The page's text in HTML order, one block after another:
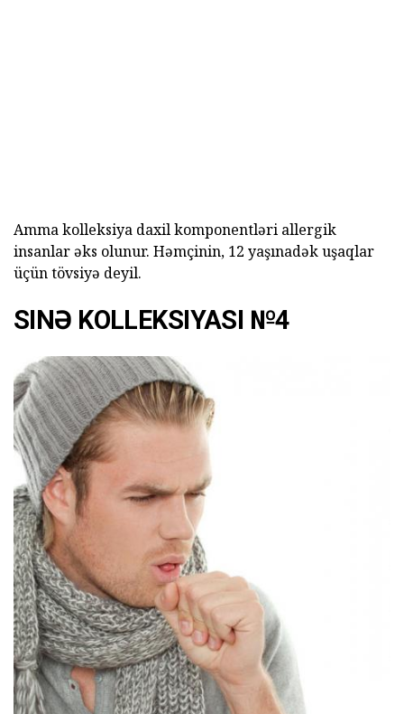
Amma kolleksiya daxil komponentləri allergik
insanlar əks olunur. Həmçinin, 12 yaşınadək uşaqlar
üçün tövsiyə deyil.
SINƏ KOLLEKSIYASI №4